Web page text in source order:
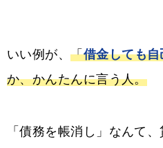
いい例が、「借金しても
か、かんたんに言う人。
「債務を帳消し」なんて